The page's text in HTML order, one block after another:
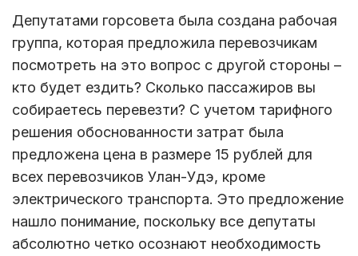
Депутатами горсовета была создана рабочая
группа, которая предложила перевозчикам
посмотреть на это вопрос с другой стороны –
кто будет ездить? Сколько пассажиров вы
собираетесь перевезти? С учетом тарифного
решения обоснованности затрат была
предложена цена в размере 15 рублей для
всех перевозчиков Улан-Удэ, кроме
электрического транспорта. Это предложение
нашло понимание, поскольку все депутаты
абсолютно четко осознают необходимость